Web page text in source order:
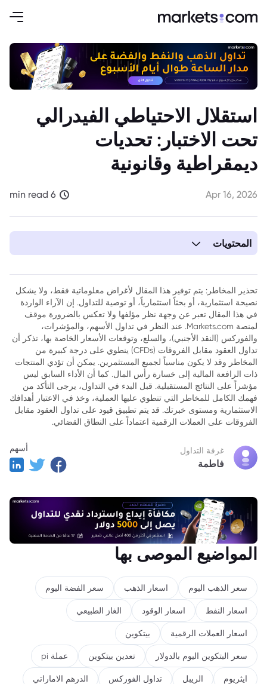
استقلال الاحتياطي الفيدرالي
تحت الاختبار: تحديات
ديمقراطية وقانونية
Apr 16, 2026
6 min read
المحتويات
تحذير المخاطر: يتم توفير هذا المقال لأغراض معلوماتية فقط، ولا يشكل
نصيحة استثمارية، أو بحثاً استثمارياً، أو توصية للتداول. إن الآراء الواردة
في هذا المقال تعبر عن وجهة نظر مؤلفها ولا تعكس بالضرورة موقف
لمنصة Markets.com. عند النظر في تداول الأسهم، والمؤشرات،
والفوركس (النقد الأجنبي)، والسلع، وتوقعات الأسعار الخاصة بها، تذكر أن
تداول العقود مقابل الفروقات (CFDs) ينطوي على درجة كبيرة من
المخاطر وقد لا يكون مناسباً لجميع المستثمرين. يمكن أن تؤدي المنتجات
ذات الرافعة المالية إلى خسارة رأس المال. كما أن الأداء السابق ليس
مؤشراً على النتائج المستقبلية. قبل البدء في التداول، يرجى التأكد من
فهمك الكامل للمخاطر التي تنطوي عليها العملية، وخذ في الاعتبار أهدافك
الاستثمارية ومستوى خبرتك. قد يتم تطبيق قيود على تداول العقود مقابل
الفروقات على العملات الرقمية اعتماداً على النطاق القضائي.
غرفة التداول
فاطمة
أسهم
المواضيع الموصى بها
سعر الذهب اليوم اسعار الذهب سعر الفضة اليوم
اسعار النفط اسعار الوقود الغاز الطبيعي
اسعار العملات الرقمية بيتكوين
سعر البتكوين اليوم بالدولار تعدين بيتكوين عملة pi
ايثريوم الريبل تداول الفوركس الدرهم الاماراتي